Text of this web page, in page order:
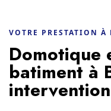
VOTRE PRESTATION À
Domotique
batiment à